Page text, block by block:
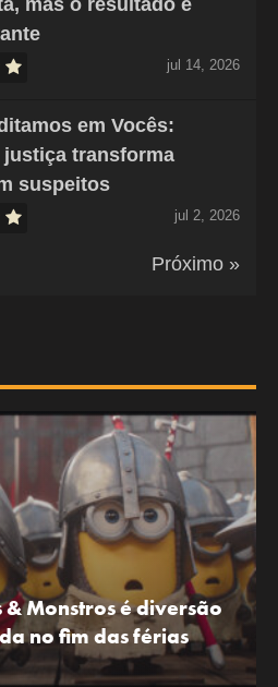
jul 14, 2026
em Vocês:
justiça transforma
suspeitos
jul 2, 2026
Próximo »
& Monstros é diversão
no fim das férias